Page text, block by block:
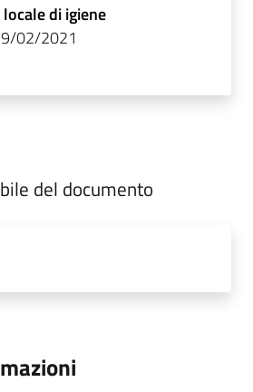
di igiene
02/2021
del documento